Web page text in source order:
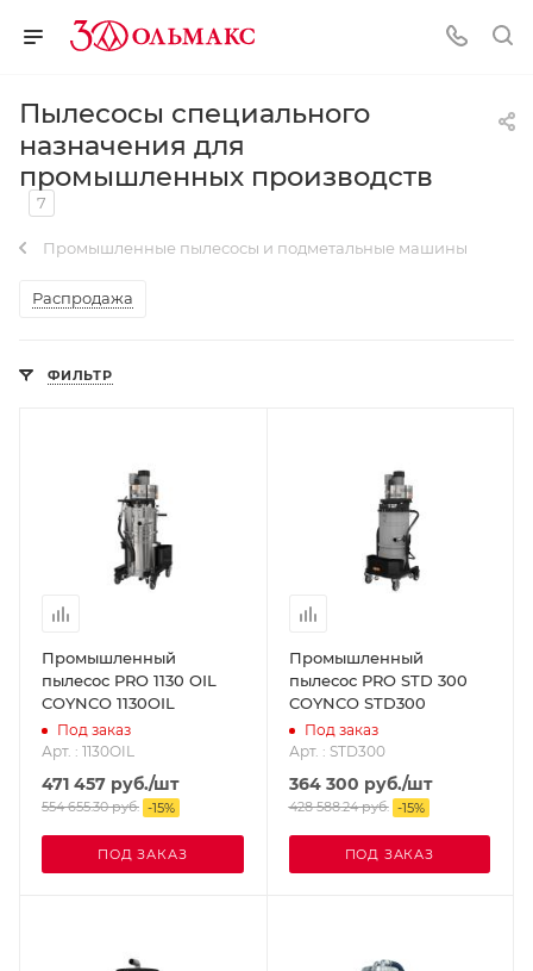
Пылесосы специального
назначения для
промышленных производств
7
Промышленные пылесосы и подметальные машины
Распродажа
ФИЛЬТР
Промышленный
пылесос PRO 1130 OIL
COYNCO 1130OIL
Под заказ
Арт. : 1130OIL
471 457 руб./шт
554 655.30руб. -15%
ПОД ЗАКАЗ
Промышленный
пылесос PRO STD 300
COYNCO STD300
Под заказ
Арт. : STD300
364 300 руб./шт
428 588.24руб. -15%
ПОД ЗАКАЗ